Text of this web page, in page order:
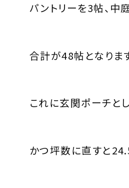
パントリーを3帖、中
合計が48帖となりま
これに玄関ポーチと
かつ坪数に直すと